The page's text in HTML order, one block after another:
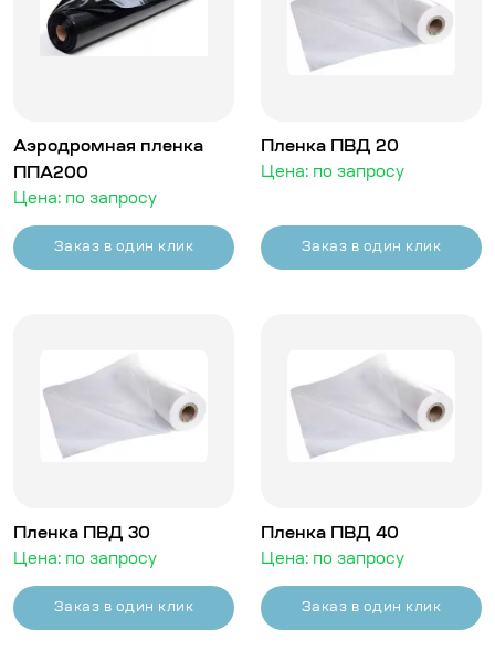
Аэродромная пленка
ППА200
Цена: по запросу
Заказ в один клик
Пленка ПВД 20
Цена: по запросу
Заказ в один клик
Пленка ПВД 30
Цена: по запросу
Заказ в один клик
Пленка ПВД 40
Цена: по запросу
Заказ в один клик